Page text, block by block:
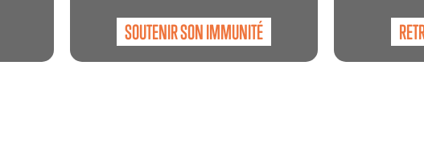
SOUTENIR SON IMMUNITÉ